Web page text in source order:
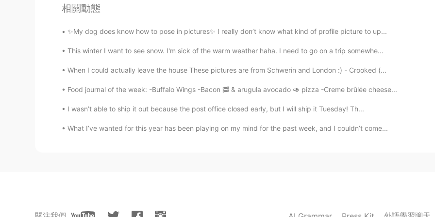
@Ella_
EN KR
@Talha true, I like them all!! ❤
UR CN
none of their mv are boring I believe
JP KR
相關動態
✨My dog does know how to pose in pictures✨ I really don’t know what kind of profile picture to up...
This winter I want to see snow. I'm sick of the warm weather haha. I need to go on a trip somewhe...
When I could actually leave the house These pictures are from Schwerin and London :) - Crooked (...
Food journal of the week: -Buffalo Wings -Bacon 🥓 & arugula avocado 🥑 pizza -Creme brûlée cheese...
I wasn’t able to ship it out because the post office closed early, but I will ship it Tuesday! Th...
What I’ve wanted for this year has been playing on my mind for the past week, and I couldn’t come...